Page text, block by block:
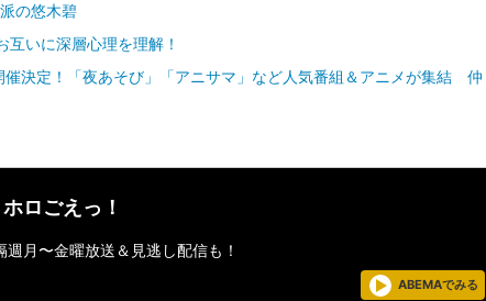
の悠木碧
互いに深層心理を理解！
催決定！「夜あそび」「アニサマ」など人気番組＆アニメが集結 仲
ホロごえっ！
週月〜金曜放送＆見逃し配信も！
ABEMAでみる